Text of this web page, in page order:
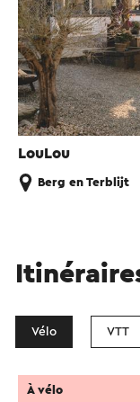
LouLou
Berg en Terblijt
Vélo VTT
À vélo